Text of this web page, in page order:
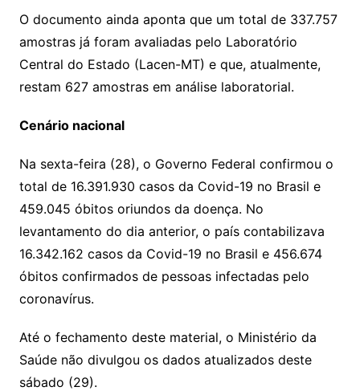
O documento ainda aponta que um total de 337.757
amostras já foram avaliadas pelo Laboratório
Central do Estado (Lacen-MT) e que, atualmente,
restam 627 amostras em análise laboratorial.
Cenário nacional
Na sexta-feira (28), o Governo Federal confirmou o
total de 16.391.930 casos da Covid-19 no Brasil e
459.045 óbitos oriundos da doença. No
levantamento do dia anterior, o país contabilizava
16.342.162 casos da Covid-19 no Brasil e 456.674
óbitos confirmados de pessoas infectadas pelo
coronavírus.
Até o fechamento deste material, o Ministério da
Saúde não divulgou os dados atualizados deste
sábado (29).